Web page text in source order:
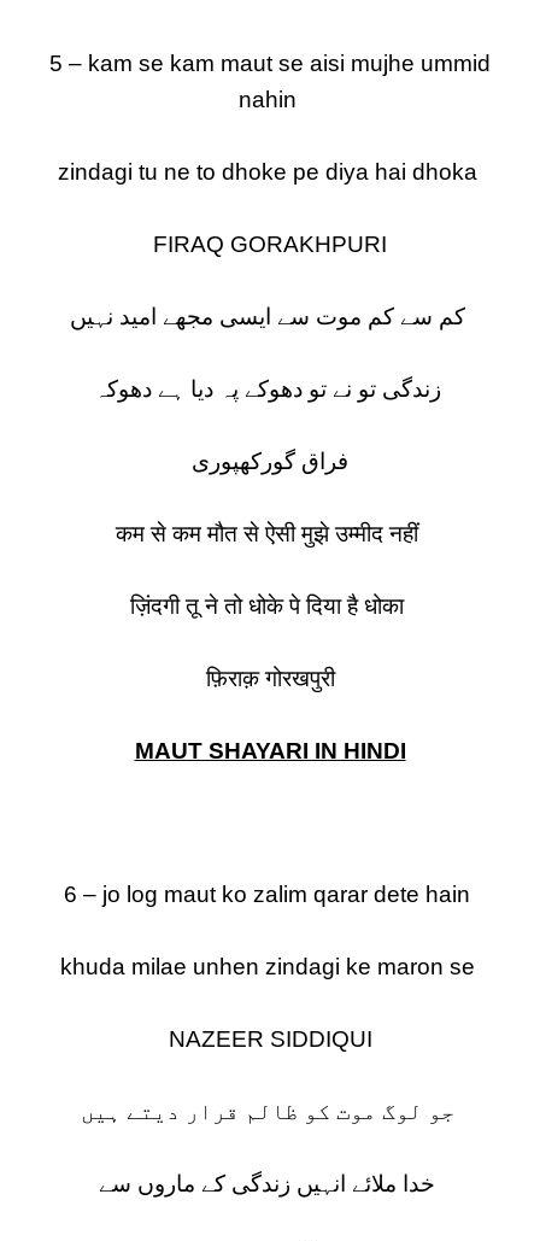
5 – kam se kam maut se aisi mujhe ummid
nahin
zindagi tu ne to dhoke pe diya hai dhoka
FIRAQ GORAKHPURI
کم سے کم موت سے ایسی مجھے امید نہیں
فراق گورکھپوری
कम से कम मौत से ऐसी मुझे उम्मीद नहीं
ज़िंदगी तू ने तो धोके पे दिया है धोका
फ़िराक़ गोरखपुरी
MAUT SHAYARI IN HINDI
6 – jo log maut ko zalim qarar dete hain
khuda milae unhen zindagi ke maron se
NAZEER SIDDIQUI